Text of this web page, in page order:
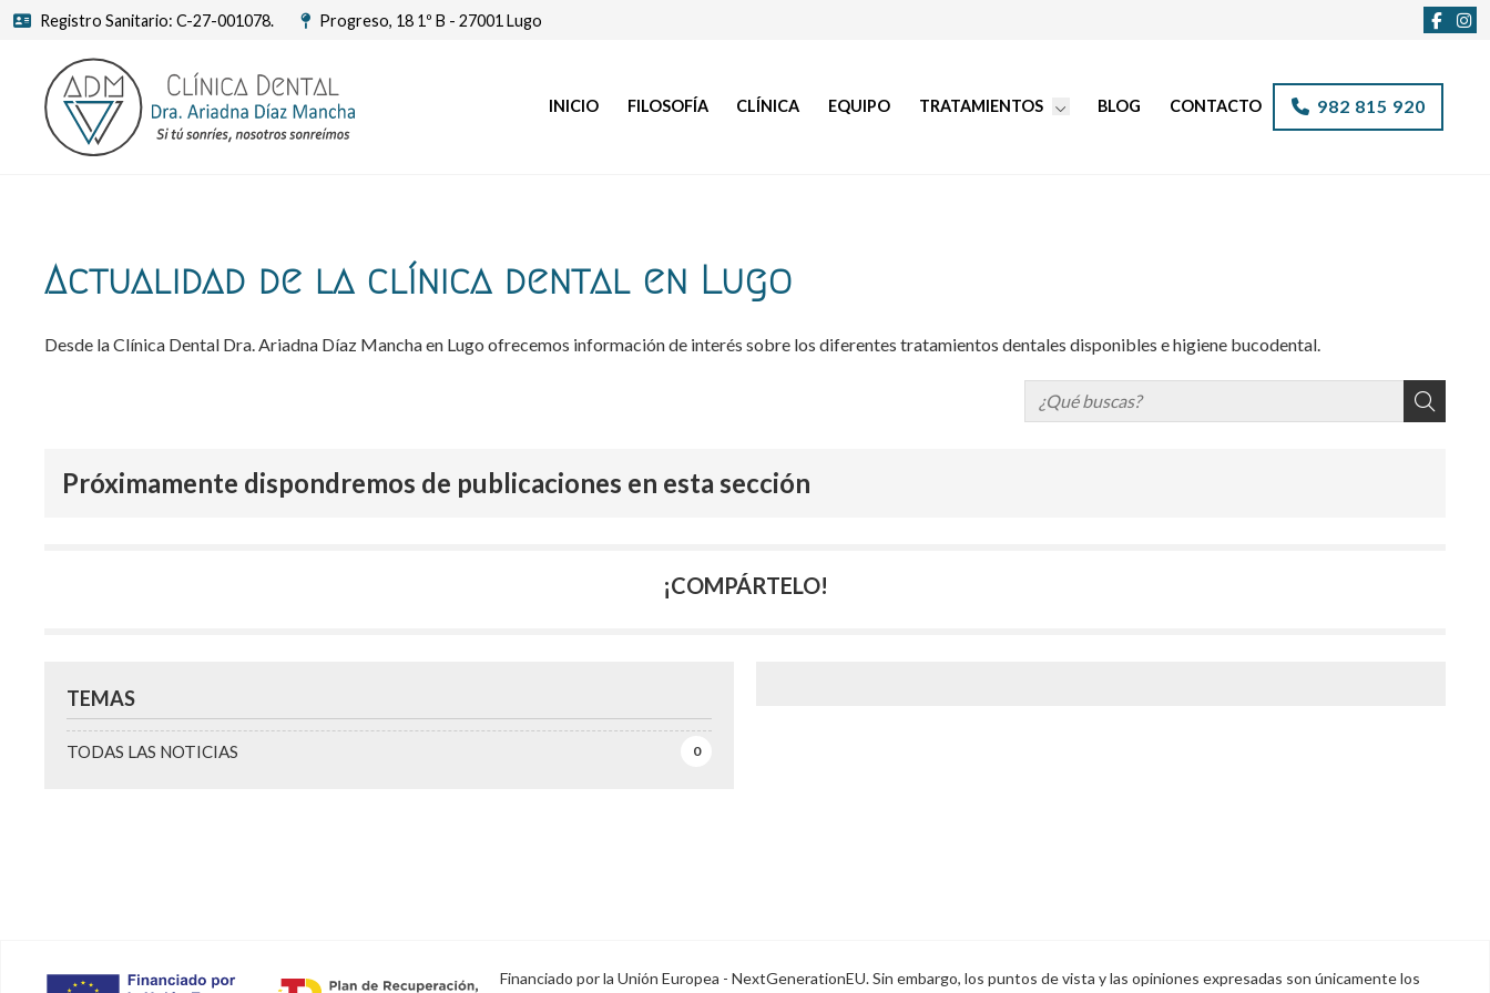
Registro Sanitario: C-27-001078. Progreso, 18 1º B - 27001 Lugo
INICIO FILOSOFÍA CLÍNICA EQUIPO TRATAMIENTOS BLOG CONTACTO 982 815 920
Actualidad de la clínica dental en Lugo
Desde la Clínica Dental Dra. Ariadna Díaz Mancha en Lugo ofrecemos información de interés sobre los diferentes tratamientos dentales disponibles e higiene bucodental.
TEMAS
TODAS LAS NOTICIAS 0
Próximamente dispondremos de publicaciones en esta sección
¡COMPÁRTELO!
Financiado por la Unión Europea - NextGenerationEU. Sin embargo, los puntos de vista y las opiniones expresadas son únicamente los